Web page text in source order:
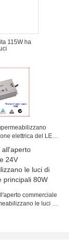
115W ha
elettrica del LED
152 x 68 x 38mm
commerciale
le luci di